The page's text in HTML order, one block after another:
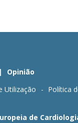
Opinião
Utilização
Política
de